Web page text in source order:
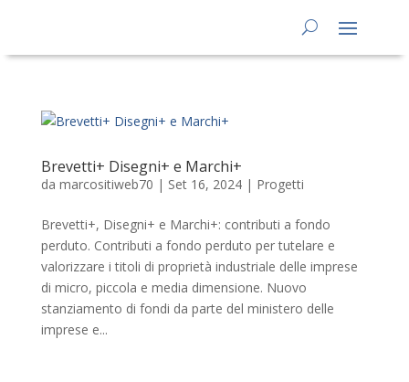
Brevetti+ Disegni+ e Marchi+
da marcositiweb70 | Set 16, 2024| Progetti
Brevetti+, Disegni+ e Marchi+: contributi a fondo
perduto. Contributi a fondo perduto per tutelare e
valorizzare i titoli di proprietà industriale delle imprese
di micro, piccola e media dimensione. Nuovo
stanziamento di fondi da parte del ministero delle
imprese e...